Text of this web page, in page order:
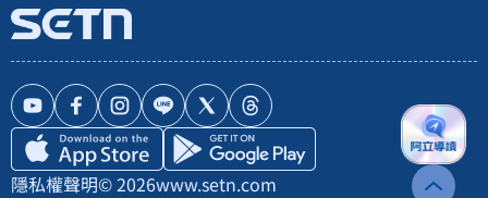
隱私權聲明© 2026www.setn.com